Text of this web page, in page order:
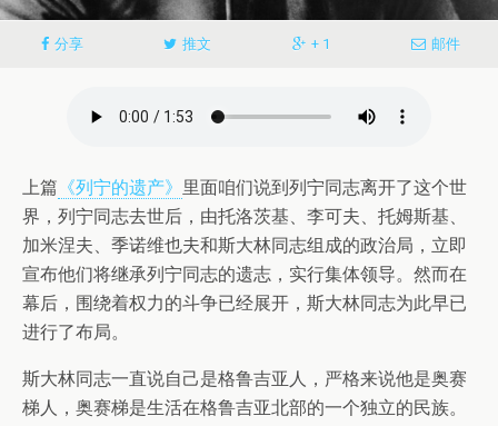
分享 推文 + 1 邮件
上篇 《列宁的遗产》 里面咱们说到列宁同志离开了这个世
界，列宁同志去世后，由托洛茨基、李可夫、托姆斯基、
加米涅夫、季诺维也夫和斯大林同志组成的政治局，立即
宣布他们将继承列宁同志的遗志，实行集体领导。然而在
幕后，围绕着权力的斗争已经展开，斯大林同志为此早已
进行了布局。
斯大林同志一直说自己是格鲁吉亚人，严格来说他是奥赛
梯人，奥赛梯是生活在格鲁吉亚北部的一个独立的民族。